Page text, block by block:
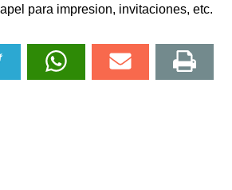
para impresion, invitaciones, etc.